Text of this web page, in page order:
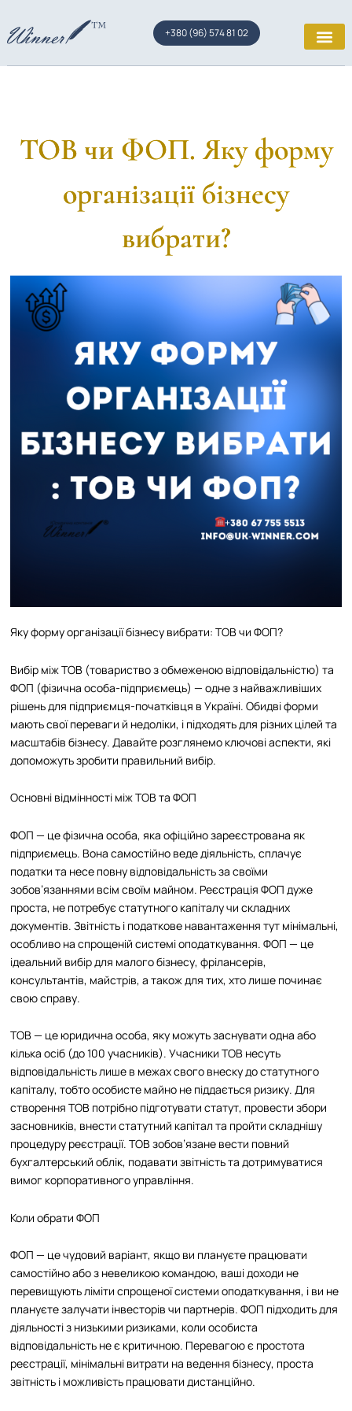
+380 (96) 574 81 02
ТОВ чи ФОП. Яку форму
організації бізнесу
вибрати?
Яку форму організації бізнесу вибрати: ТОВ чи ФОП?
Вибір між ТОВ (товариство з обмеженою відповідальністю) та
ФОП (фізична особа-підприємець) — одне з найважливіших
рішень для підприємця-початківця в Україні. Обидві форми
мають свої переваги й недоліки, і підходять для різних цілей та
масштабів бізнесу. Давайте розглянемо ключові аспекти, які
допоможуть зробити правильний вибір.
Основні відмінності між ТОВ та ФОП
ФОП — це фізична особа, яка офіційно зареєстрована як
підприємець. Вона самостійно веде діяльність, сплачує
податки та несе повну відповідальність за своїми
зобов’язаннями всім своїм майном. Реєстрація ФОП дуже
проста, не потребує статутного капіталу чи складних
документів. Звітність і податкове навантаження тут мінімальні,
особливо на спрощеній системі оподаткування. ФОП — це
ідеальний вибір для малого бізнесу, фрілансерів,
консультантів, майстрів, а також для тих, хто лише починає
свою справу.
ТОВ — це юридична особа, яку можуть заснувати одна або
кілька осіб (до 100 учасників). Учасники ТОВ несуть
відповідальність лише в межах свого внеску до статутного
капіталу, тобто особисте майно не піддається ризику. Для
створення ТОВ потрібно підготувати статут, провести збори
засновників, внести статутний капітал та пройти складнішу
процедуру реєстрації. ТОВ зобов’язане вести повний
бухгалтерський облік, подавати звітність та дотримуватися
вимог корпоративного управління.
Коли обрати ФОП
ФОП — це чудовий варіант, якщо ви плануєте працювати
самостійно або з невеликою командою, ваші доходи не
перевищують ліміти спрощеної системи оподаткування, і ви не
плануєте залучати інвесторів чи партнерів. ФОП підходить для
діяльності з низькими ризиками, коли особиста
відповідальність не є критичною. Перевагою є простота
реєстрації, мінімальні витрати на ведення бізнесу, проста
звітність і можливість працювати дистанційно.